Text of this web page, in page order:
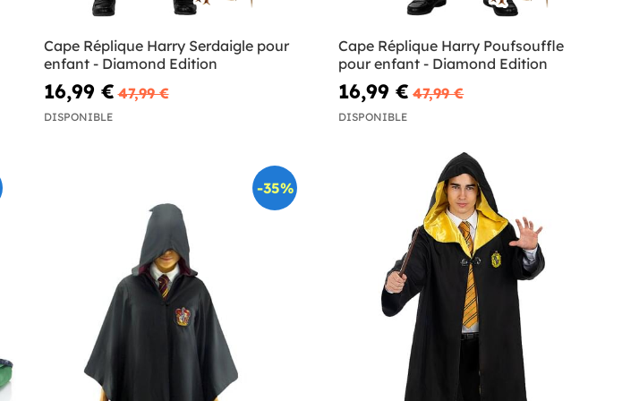
Cape Réplique Harry Serdaigle pour
enfant - Diamond Edition
16,99 € 47,99 €
DISPONIBLE
Cape Réplique Harry Poufsouffle
pour enfant - Diamond Edition
16,99 € 47,99 €
DISPONIBLE
-35%